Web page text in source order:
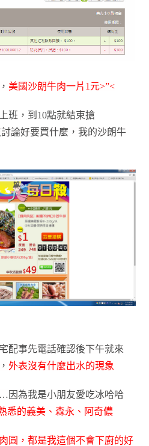
美國沙朗牛肉一片1元>”<
班，到10點就結束搶
論好要買什麼，我的沙朗牛
宅配事先電話確認後下午就來
外表沒有什麼出水的現象
因為我是小朋友愛吃冰哈哈
悉的義美、森永、阿奇儂
圓，都是我這個不會下廚的好